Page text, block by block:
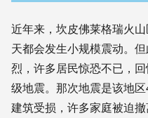
近年来，坎皮佛莱格瑞火
天都会发生小规模震动。
烈，许多居民惊恐不已，
级地震。那次地震是该地
建筑受损，许多家庭被迫